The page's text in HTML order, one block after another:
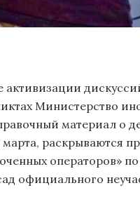
активизации
Министерство
материал о
марта, раскрываются
операторов»
официального